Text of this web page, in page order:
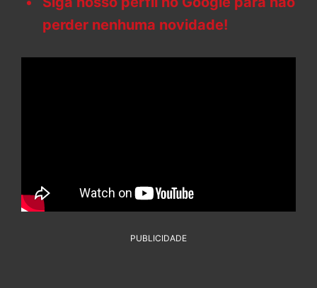
perder nenhuma novidade!
PUBLICIDADE